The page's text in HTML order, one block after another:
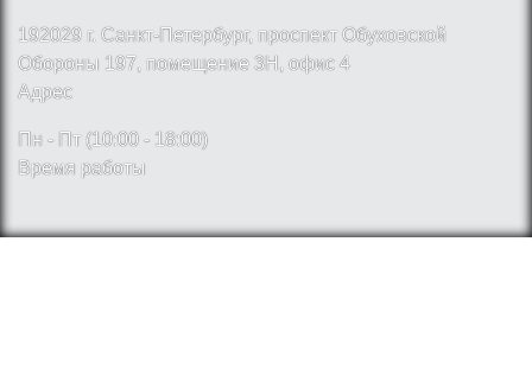
192029 г. Санкт-Петербург, проспект Обуховской
Обороны 197, помещение 3Н, офис 4
Адрес
Пн - Пт (10:00 - 18:00)
Время работы